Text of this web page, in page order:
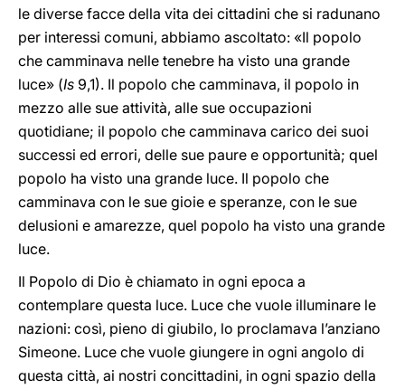
le diverse facce della vita dei cittadini che si radunano
per interessi comuni, abbiamo ascoltato: «Il popolo
che camminava nelle tenebre ha visto una grande
luce» (Is 9,1). Il popolo che camminava, il popolo in
mezzo alle sue attività, alle sue occupazioni
quotidiane; il popolo che camminava carico dei suoi
successi ed errori, delle sue paure e opportunità; quel
popolo ha visto una grande luce. Il popolo che
camminava con le sue gioie e speranze, con le sue
delusioni e amarezze, quel popolo ha visto una grande
luce.
Il Popolo di Dio è chiamato in ogni epoca a
contemplare questa luce. Luce che vuole illuminare le
nazioni: così, pieno di giubilo, lo proclamava l’anziano
Simeone. Luce che vuole giungere in ogni angolo di
questa città, ai nostri concittadini, in ogni spazio della